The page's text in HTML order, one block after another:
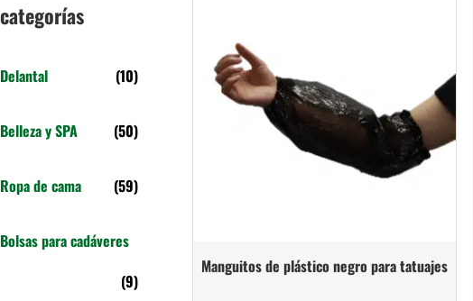
categorías
Delantal (10)
Belleza y SPA (50)
Ropa de cama (59)
Bolsas para cadáveres
(9)
Manguitos de plástico negro para tatuajes